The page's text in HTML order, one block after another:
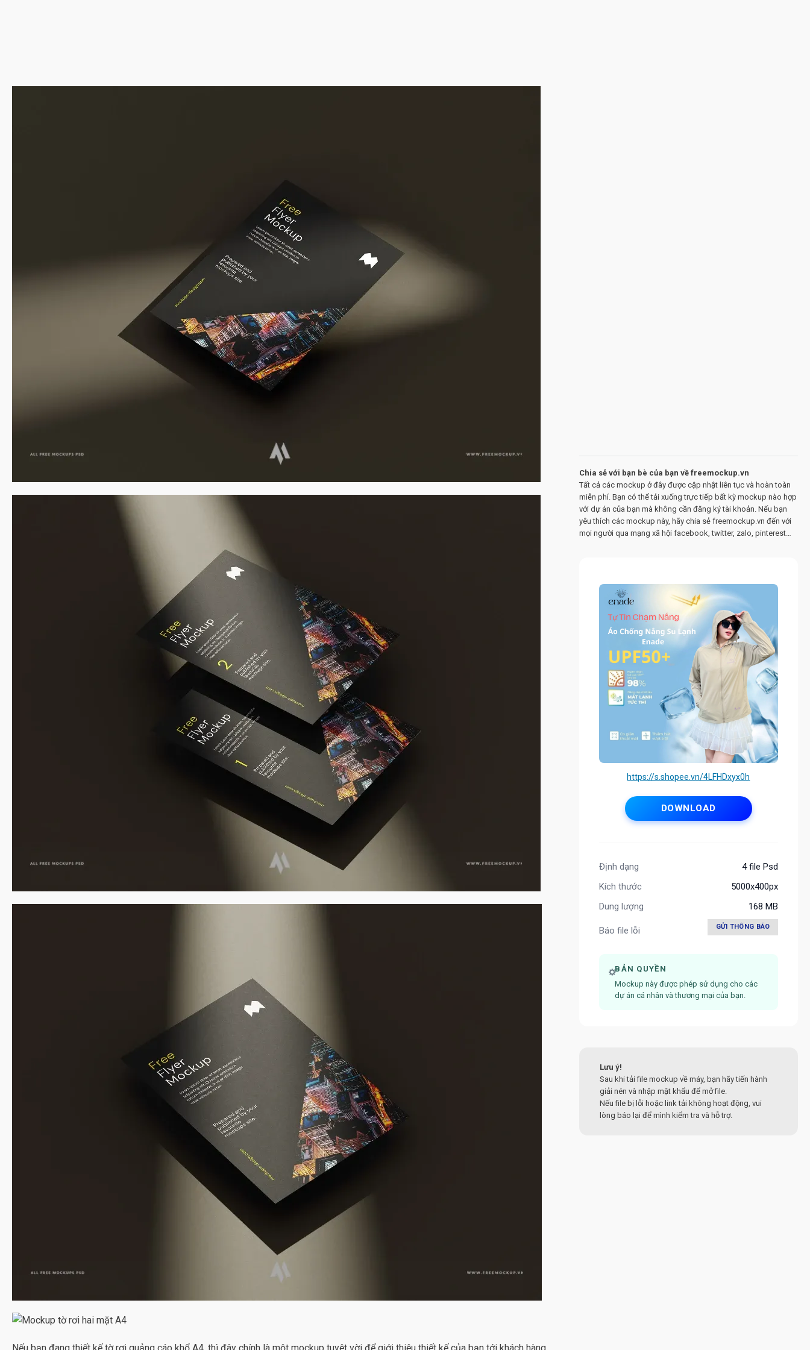
Chia sẻ với bạn bè của bạn về freemockup.vn
Tất cả các mockup ở đây được cập nhật liên tục và hoàn toàn
miễn phí. Bạn có thể tải xuống trực tiếp bất kỳ mockup nào hợp
với dự án của bạn mà không cần đăng ký tài khoản. Nếu bạn
yêu thích các mockup này, hãy chia sẻ freemockup.vn đến với
mọi người qua mạng xã hội facebook, twitter, zalo, pinterest…
https://s.shopee.vn/4LFHDxyx0h
DOWNLOAD
Định dạng
4 file Psd
Kích thước
5000x400px
Dung lượng
168 MB
Báo file lỗi GỬI THÔNG BÁO
BẢN QUYỀN
Mockup này được phép sử dụng cho các
dự án cá nhân và thương mại của bạn.
Lưu ý!
Sau khi tải file mockup về máy, bạn hãy tiến hành
giải nén và nhập mật khẩu để mở file.
Nếu file bị lỗi hoặc link tải không hoạt động, vui
lòng báo lại để mình kiểm tra và hỗ trợ.